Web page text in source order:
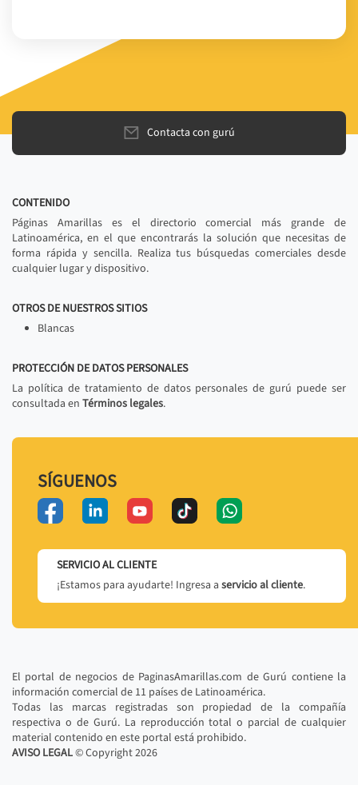
Contacta con gurú
CONTENIDO
Páginas Amarillas es el directorio comercial más grande de
Latinoamérica, en el que encontrarás la solución que necesitas de
forma rápida y sencilla. Realiza tus búsquedas comerciales desde
cualquier lugar y dispositivo.
OTROS DE NUESTROS SITIOS
Blancas
PROTECCIÓN DE DATOS PERSONALES
La política de tratamiento de datos personales de gurú puede ser
consultada en Términos legales.
SÍGUENOS
SERVICIO AL CLIENTE
¡Estamos para ayudarte! Ingresa a servicio al cliente.
El portal de negocios de PaginasAmarillas.com de Gurú contiene la
información comercial de 11 países de Latinoamérica.
Todas las marcas registradas son propiedad de la compañía
respectiva o de Gurú. La reproducción total o parcial de cualquier
material contenido en este portal está prohibido.
AVISO LEGAL© Copyright2026